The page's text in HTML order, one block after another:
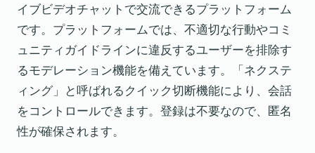
イブビデオチャットで交流できるプラットフォーム
です。プラットフォームでは、不適切な行動やコミ
ュニティガイドラインに違反するユーザーを排除す
るモデレーション機能を備えています。「ネクステ
ィング」と呼ばれるクイック切断機能により、会話
をコントロールできます。登録は不要なので、匿名
性が確保されます。